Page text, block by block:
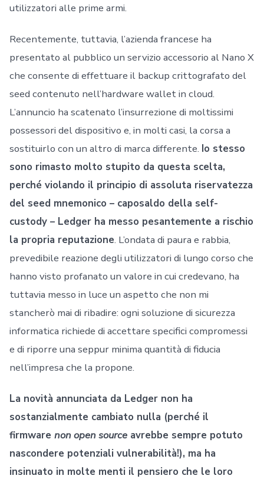
utilizzatori alle prime armi.
Recentemente, tuttavia, l’azienda francese ha
presentato al pubblico un servizio accessorio al Nano X
che consente di effettuare il backup crittografato del
seed contenuto nell’hardware wallet in cloud.
L’annuncio ha scatenato l’insurrezione di moltissimi
possessori del dispositivo e, in molti casi, la corsa a
sostituirlo con un altro di marca differente. Io stesso
sono rimasto molto stupito da questa scelta,
perché violando il principio di assoluta riservatezza
del seed mnemonico – caposaldo della self-
custody – Ledger ha messo pesantemente a rischio
la propria reputazione. L’ondata di paura e rabbia,
prevedibile reazione degli utilizzatori di lungo corso che
hanno visto profanato un valore in cui credevano, ha
tuttavia messo in luce un aspetto che non mi
stancherò mai di ribadire: ogni soluzione di sicurezza
informatica richiede di accettare specifici compromessi
e di riporre una seppur minima quantità di fiducia
nell’impresa che la propone.
La novità annunciata da Ledger non ha
sostanzialmente cambiato nulla (perché il
firmware non open sourceavrebbe sempre potuto
nascondere potenziali vulnerabilità!), ma ha
insinuato in molte menti il pensiero che le loro